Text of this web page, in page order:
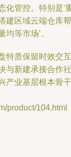
化管控。特别是‘
建区域云端仓库帮
等市场’。
特质保留时效交互
与新建承接合作社
产业基层根本骨干
product/104.html